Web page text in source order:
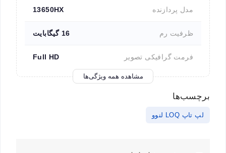
مدل پردازنده 13650HX
ظرفیت رم 16 گیگابایت
فرمت گرافیکی تصویر Full HD
مشاهده همه ویژگی‌ها
برچسب‌ها
لپ تاپ LOQ لنوو